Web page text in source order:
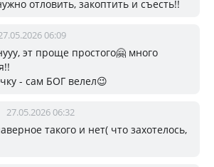
отловить, закоптить и съесть!!
06:09
эт проще простого🤗 много
- сам БОГ велел😉
27.05.2026 06:32
такого и нет( что захотелось,